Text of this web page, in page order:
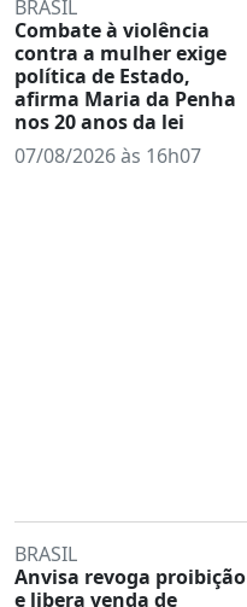
BRASIL
Combate à violência
contra a mulher exige
política de Estado,
afirma Maria da Penha
nos 20 anos da lei
07/08/2026 às 16h07
BRASIL
Anvisa revoga proibição
e libera venda de